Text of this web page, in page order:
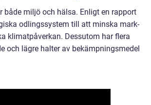
miljö och hälsa. Enligt en rapport
odlingssystem till att minska mark-
klimatpåverkan. Dessutom har flera
och lägre halter av bekämpningsmedel